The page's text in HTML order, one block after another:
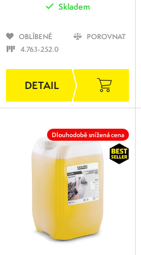
Skladem
OBLÍBENÉ
POROVNAT
4.763-252.0
Dlouhodobě snížená cena